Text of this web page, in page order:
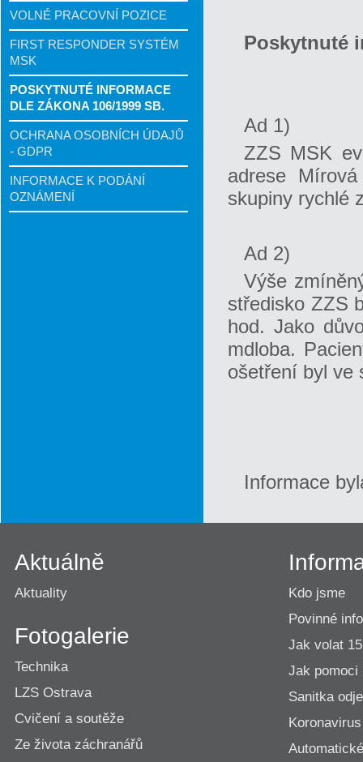
VOLNÉ PRACOVNÍ POZICE
FIRST RESPONDER SYSTÉM
MSK
POSKYTNUTÉ INFORMACE
DLE ZÁKONA 106/1999 SB.
OCHRANA OSOBNÍCH ÚDAJŮ
- GDPR
INFORMACE K PODÁNÍ
OZNÁMENÍ
Poskytnuté
Ad 1)
ZZS MSK
adrese
skupiny rychlé
Ad 2)
Výše
středisko ZZS
hod. Jako
mdloba.
ošetření byl ve
Informace
Aktuálně
Aktuality
Fotogalerie
Technika
LZS Ostrava
Cvičení a soutěže
Ze života záchranářů
Kdo jsme
Povinné
Jak volat
Jak pomoci
Sanitka
Koronavirus